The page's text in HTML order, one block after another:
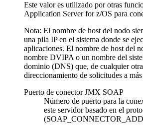
Este valor es utilizado por otras
Application Server for z/OS para
Nota: El nombre de host del nodo
una pila IP en el sistema donde se
aplicaciones. El nombre de host del
nombre DVIPA o un nombre del
dominio (DNS) que, de cualquier
direccionamiento de solicitudes a
Puerto de conector JMX SOAP
Número de puerto para la
este servidor basado en el